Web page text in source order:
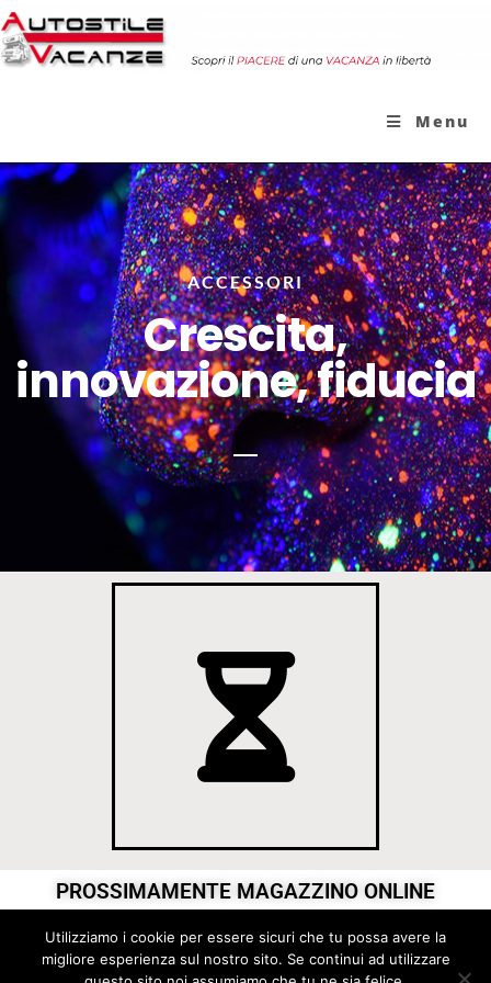
Menu
ACCESSORI
Crescita,
innovazione, fiducia
PROSSIMAMENTE MAGAZZINO ONLINE
© CopyrightAutostileVacanze. All rights reserved
Utilizziamo i cookie per essere sicuri che tu possa avere la
migliore esperienza sul nostro sito. Se continui ad utilizzare